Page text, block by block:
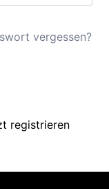
vergessen?
registrieren